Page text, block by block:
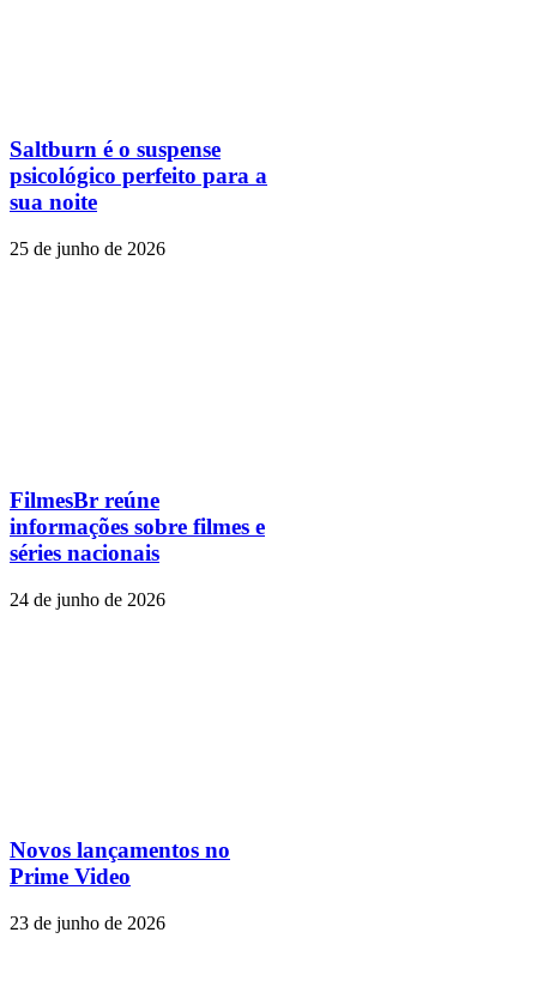
Saltburn é o suspense
psicológico perfeito para a
sua noite
25 de junho de 2026
FilmesBr reúne
informações sobre filmes e
séries nacionais
24 de junho de 2026
Novos lançamentos no
Prime Video
23 de junho de 2026